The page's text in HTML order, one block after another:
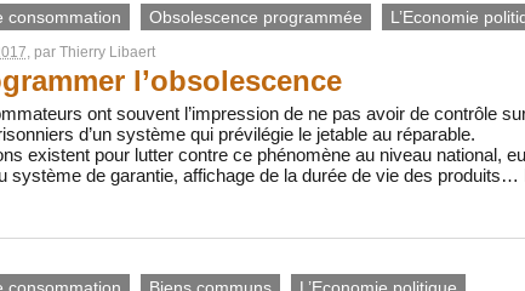
consommation Obsolescence programmée L’Economie
, par Thierry Libaert
l’obsolescence
ont souvent l’impression de ne pas avoir de contrôle
d’un système qui prévilégie le jetable au réparable.
existent pour lutter contre ce phénomène au niveau national,
système de garantie, affichage de la durée de vie des produits…
consommation Biens communs L’Economie politique